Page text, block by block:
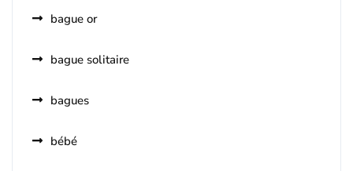
bague or
bague solitaire
bagues
bébé